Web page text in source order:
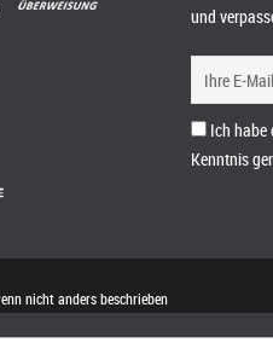
und
Ich habe
Kenntnis
nicht anders beschrieben